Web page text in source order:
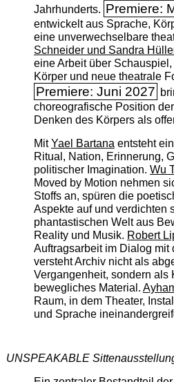
Jahrhunderts. Premiere:
entwickelt aus Sprache,
eine unverwechselbare
Schneider und Sandra
eine Arbeit über
Körper und neue theatrale
Premiere: Juni 2027
choreografische Position
Denken des Körpers als
MitYael Bartanaentsteht
Ritual, Nation, Erinnerung,
politischer Imagination. Wu
Moved by Motion nehmen
Stoffs an, spüren die
Aspekte auf und verdichten
phantastischen Welt aus
Reality und Musik. Robert
Auftragsarbeit im Dialog mit
versteht Archiv nicht als
Vergangenheit, sondern als
bewegliches Material.
Raum, in dem Theater,
und Sprache
UNSPEAKABLE